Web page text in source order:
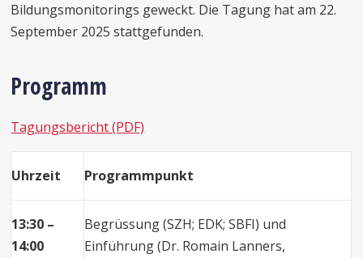
Bildungsmonitorings geweckt. Die Tagung hat am 22.
September 2025 stattgefunden.
Programm
Tagungsbericht (PDF)
Uhrzeit Programmpunkt
13:30 –
14:00
Begrüssung (SZH; EDK; SBFI) und
Einführung (Dr. Romain Lanners,